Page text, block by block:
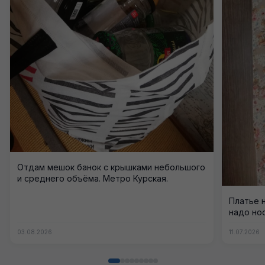
Отдам мешок банок с крышками небольшого
и среднего объёма. Метро Курская.
03.08.2026
Платье
надо
11.07.2026